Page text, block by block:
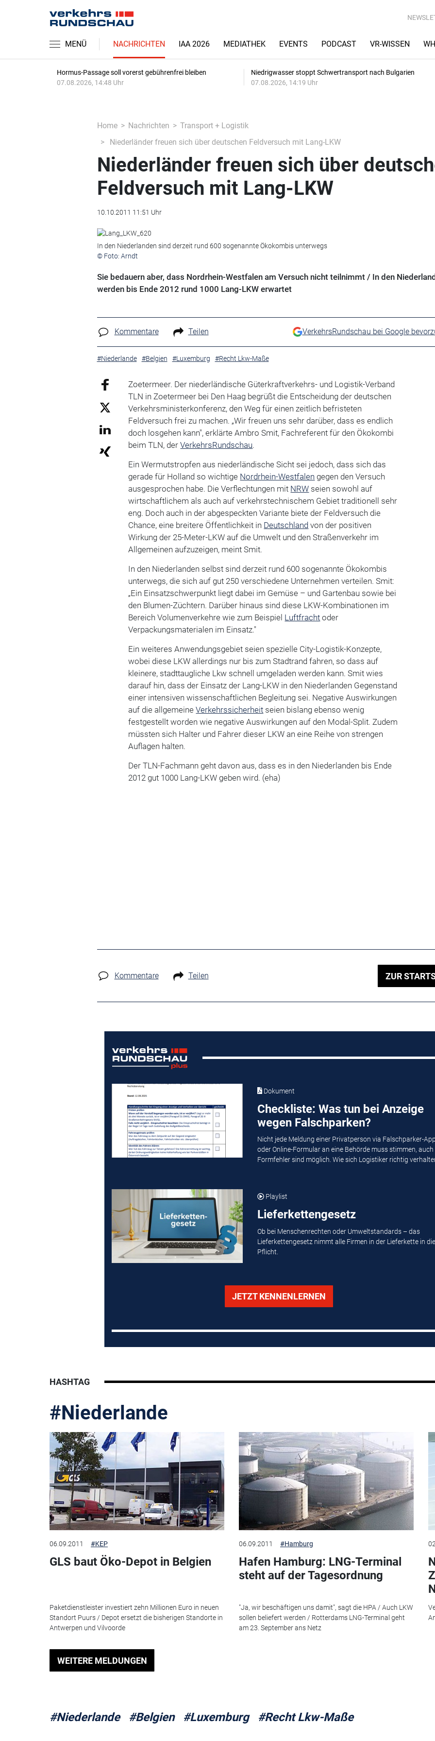
MENÜ NACHRICHTEN IAA 2026 MEDIATHEK EVENTS PODCAST VR-WISSEN
Hormus-Passage soll vorerst gebührenfrei bleiben
07.08.2026, 14:48 Uhr
Niedrigwasser stoppt Schwertransport nach Bulgarien
07.08.2026, 14:19 Uhr
Home Nachrichten
Transport + Logistik
Niederländer freuen sich über deutschen Feldversuch mit Lang-LKW
Niederländer freuen sich über
Feldversuch mit Lang-LKW
10.10.2011 11:51 Uhr
In den Niederlanden sind derzeit rund 600 sogenannte Ökokombis unterwegs
© Foto: Arndt
Sie bedauern aber, dass Nordrhein-Westfalen am Versuch nicht teilnimmt / In den
werden bis Ende 2012 rund 1000 Lang-LKW erwartet
Kommentare Teilen VerkehrsRundschau bei Google
#Niederlande #Belgien #Luxemburg #Recht Lkw-Maße
Zoetermeer. Der niederländische Güterkraftverkehrs- und Logistik-Verband
TLN in Zoetermeer bei Den Haag begrüßt die Entscheidung der deutschen
Verkehrsministerkonferenz, den Weg für einen zeitlich befristeten
Feldversuch frei zu machen. „Wir freuen uns sehr darüber, dass es endlich
doch losgehen kann", erklärte Ambro Smit, Fachreferent für den Ökokombi
beim TLN, derVerkehrsRundschau.
Ein Wermutstropfen aus niederländische Sicht sei jedoch, dass sich das
gerade für Holland so wichtige Nordrhein-Westfalen gegen den Versuch
ausgesprochen habe. Die Verflechtungen mit NRW seien sowohl auf
wirtschaftlichem als auch auf verkehrstechnischem Gebiet traditionell sehr
eng. Doch auch in der abgespeckten Variante biete der Feldversuch die
Chance, eine breitere Öffentlichkeit in Deutschland von der positiven
Wirkung der 25-Meter-LKW auf die Umwelt und den Straßenverkehr im
Allgemeinen aufzuzeigen, meint Smit.
In den Niederlanden selbst sind derzeit rund 600 sogenannte Ökokombis
unterwegs, die sich auf gut 250 verschiedene Unternehmen verteilen. Smit:
„Ein Einsatzschwerpunkt liegt dabei im Gemüse – und Gartenbau sowie bei
den Blumen-Züchtern. Darüber hinaus sind diese LKW-Kombinationen im
Bereich Volumenverkehre wie zum Beispiel Luftfracht oder
Verpackungsmaterialen im Einsatz."
Ein weiteres Anwendungsgebiet seien spezielle City-Logistik-Konzepte,
wobei diese LKW allerdings nur bis zum Stadtrand fahren, so dass auf
kleinere, stadttaugliche Lkw schnell umgeladen werden kann. Smit wies
darauf hin, dass der Einsatz der Lang-LKW in den Niederlanden Gegenstand
einer intensiven wissenschaftlichen Begleitung sei. Negative Auswirkungen
auf die allgemeineVerkehrssicherheit seien bislang ebenso wenig
festgestellt worden wie negative Auswirkungen auf den Modal-Split. Zudem
müssten sich Halter und Fahrer dieser LKW an eine Reihe von strengen
Auflagen halten.
Der TLN-Fachmann geht davon aus, dass es in den Niederlanden bis Ende
2012 gut 1000 Lang-LKW geben wird. (eha)
Kommentare Teilen ZUR
Dokument
Checkliste: Was tun bei Anzeige
wegen Falschparken?
Nicht jede Meldung einer Privatperson via Falschparker-
oder Online-Formular an eine Behörde muss stimmen, auch
Formfehler sind möglich. Wie sich Logistiker richtig
Playlist
Lieferkettengesetz
Ob bei Menschenrechten oder Umweltstandards – das
Lieferkettengesetz nimmt alle Firmen in der Lieferkette in die
Pflicht.
JETZT KENNENLERNEN
HASHTAG
#Niederlande
06.09.2011 #KEP
GLS baut Öko-Depot in Belgien
Paketdienstleister investiert zehn Millionen Euro in neuen
Standort Puurs / Depot ersetzt die bisherigen Standorte in
Antwerpen und Vilvoorde
06.09.2011 #Hamburg
Hafen Hamburg: LNG-Terminal
steht auf der Tagesordnung
"Ja, wir beschäftigen uns damit", sagt die HPA / Auch LKW
sollen beliefert werden / Rotterdams LNG-Terminal geht
am 23. September ans Netz
WEITERE MELDUNGEN
#Niederlande #Belgien #Luxemburg #Recht Lkw-Maße